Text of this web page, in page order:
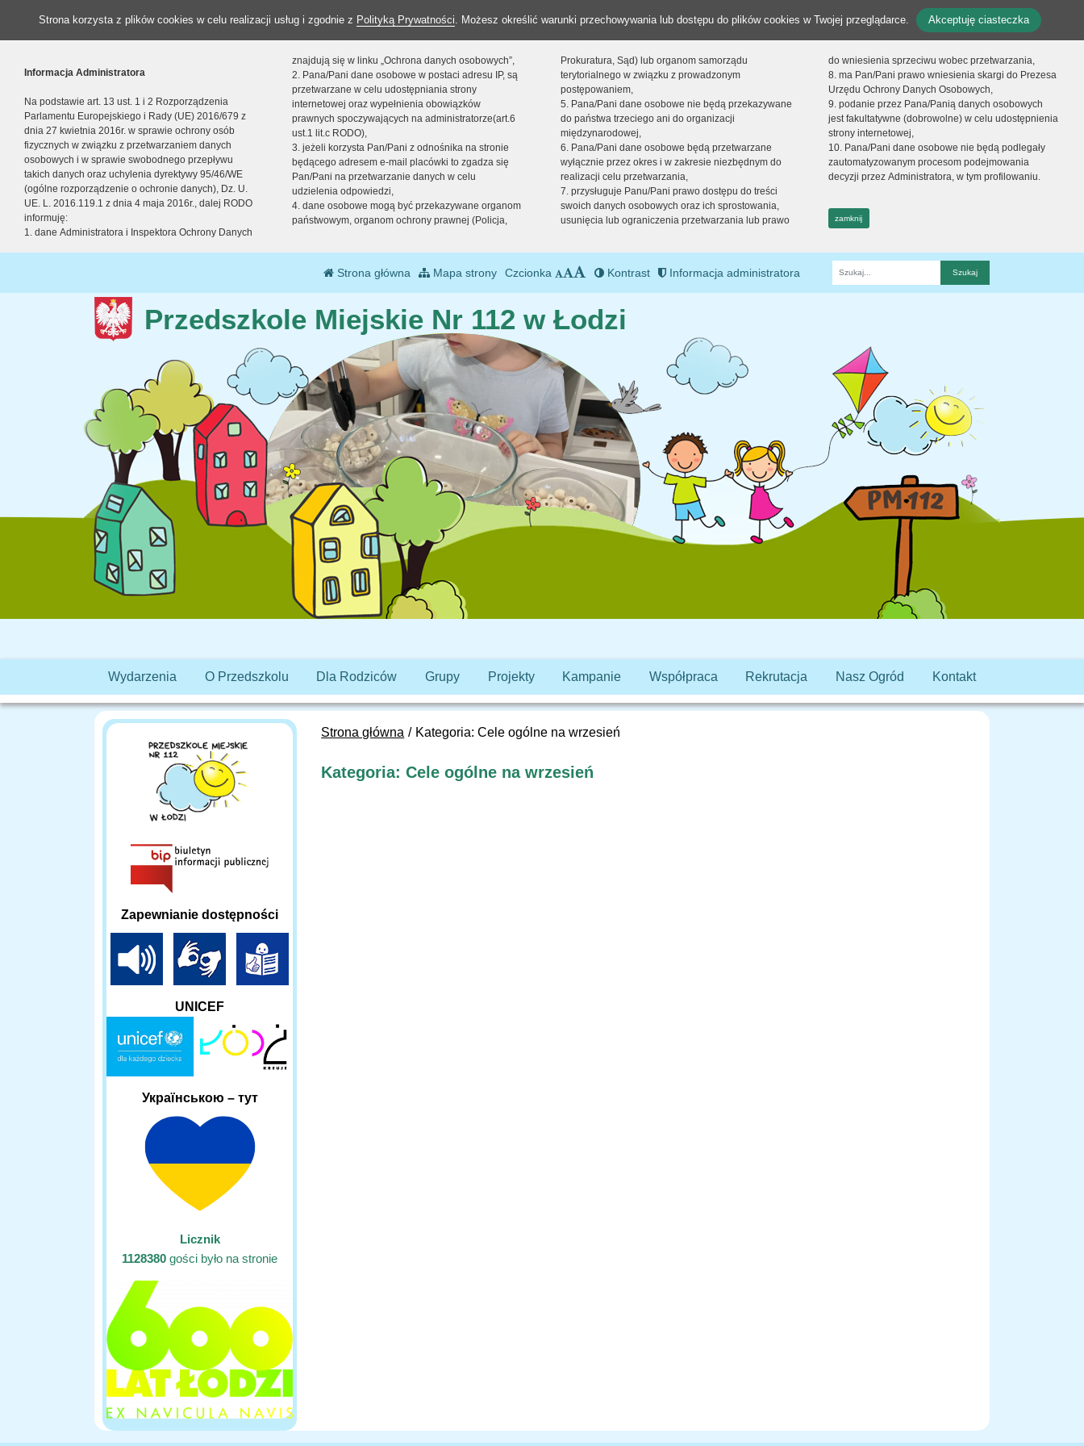
Strona korzysta z plików cookies w celu realizacji usług i zgodnie z Polityką Prywatności. Możesz określić warunki przechowywania lub dostępu do plików cookies w Twojej przeglądarce. Akceptuję ciasteczka
Informacja Administratora
Na podstawie art. 13 ust. 1 i 2 Rozporządzenia
Parlamentu Europejskiego i Rady (UE) 2016/679 z
dnia 27 kwietnia 2016r. w sprawie ochrony osób
fizycznych w związku z przetwarzaniem danych
osobowych i w sprawie swobodnego przepływu
takich danych oraz uchylenia dyrektywy 95/46/WE
(ogólne rozporządzenie o ochronie danych), Dz. U.
UE. L. 2016.119.1 z dnia 4 maja 2016r., dalej RODO
informuję:
1. dane Administratora i Inspektora Ochrony Danych
znajdują się w linku „Ochrona danych osobowych”,
2. Pana/Pani dane osobowe w postaci adresu IP, są
przetwarzane w celu udostępniania strony
internetowej oraz wypełnienia obowiązków
prawnych spoczywających na administratorze(art.6
ust.1 lit.c RODO),
3. jeżeli korzysta Pan/Pani z odnośnika na stronie
będącego adresem e-mail placówki to zgadza się
Pan/Pani na przetwarzanie danych w celu
udzielenia odpowiedzi,
4. dane osobowe mogą być przekazywane organom
państwowym, organom ochrony prawnej (Policja,
Prokuratura, Sąd) lub organom samorządu
terytorialnego w związku z prowadzonym
postępowaniem,
5. Pana/Pani dane osobowe nie będą przekazywane
do państwa trzeciego ani do organizacji
międzynarodowej,
6. Pana/Pani dane osobowe będą przetwarzane
wyłącznie przez okres i w zakresie niezbędnym do
realizacji celu przetwarzania,
7. przysługuje Panu/Pani prawo dostępu do treści
swoich danych osobowych oraz ich sprostowania,
usunięcia lub ograniczenia przetwarzania lub prawo
do wniesienia sprzeciwu wobec przetwarzania,
8. ma Pan/Pani prawo wniesienia skargi do Prezesa
Urzędu Ochrony Danych Osobowych,
9. podanie przez Pana/Panią danych osobowych
jest fakultatywne (dobrowolne) w celu udostępnienia
strony internetowej,
10. Pana/Pani dane osobowe nie będą podlegały
zautomatyzowanym procesom podejmowania
decyzji przez Administratora, w tym profilowaniu.
zamknij
Strona główna Mapa strony Czcionka Kontrast Informacja administratora
Fraza
Przedszkole Miejskie Nr 112 w Łodzi
Wydarzenia O Przedszkolu Dla Rodziców Grupy Projekty Kampanie Współpraca Rekrutacja Nasz Ogród Kontakt
Zapewnianie dostępności
UNICEF
Українською – тут
Licznik
1128380 gości było na stronie
Strona główna Kategoria: Cele ogólne na wrzesień
Kategoria: Cele ogólne na wrzesień